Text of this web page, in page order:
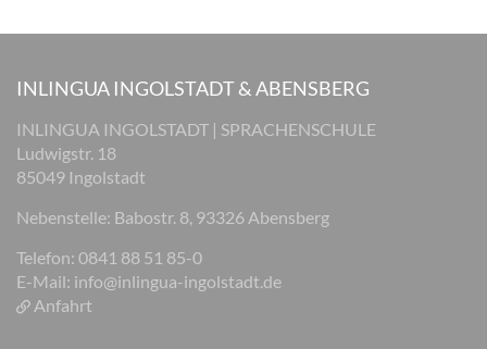
INLINGUA INGOLSTADT & ABENSBERG
INLINGUA INGOLSTADT | SPRACHENSCHULE
Ludwigstr. 18
85049 Ingolstadt
Nebenstelle: Babostr. 8, 93326 Abensberg
Telefon: 0841 88 51 85-0
E-Mail: info@inlingua-ingolstadt.de
Anfahrt